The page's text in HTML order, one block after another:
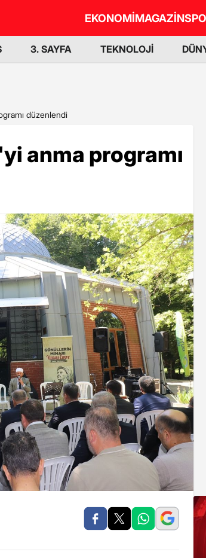
EKONOMİMAGAZİN
3. SAYFA TEKNOLOJİ
düzenlendi
anma programı